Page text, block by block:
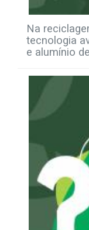
Na
tecnologia
e alumínio